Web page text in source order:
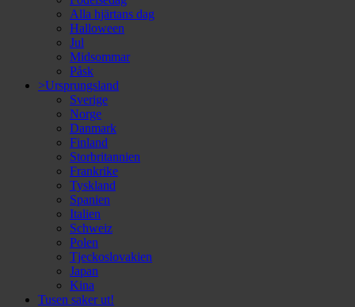
Alla hjärtans dag
Halloween
Jul
Midsommar
Påsk
>Ursprungsland
Sverige
Norge
Danmark
Finland
Storbritannien
Frankrike
Tyskland
Spanien
Italien
Schweiz
Polen
Tjeckoslovakien
Japan
Kina
Tusen saker ut!